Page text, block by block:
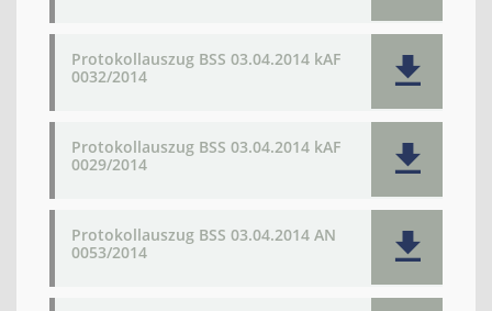
Protokollauszug BSS 03.04.2014 kAF
0032/2014
Protokollauszug BSS 03.04.2014 kAF
0029/2014
Protokollauszug BSS 03.04.2014 AN
0053/2014